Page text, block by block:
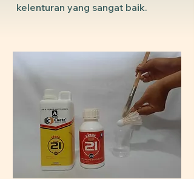
kelenturan yang sangat baik.